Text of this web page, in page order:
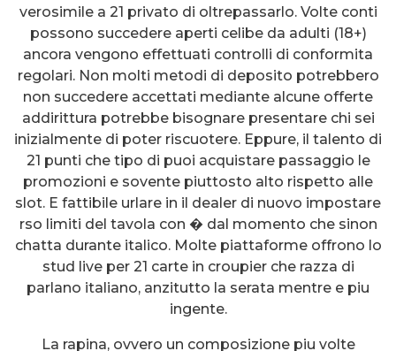
verosimile a 21 privato di oltrepassarlo. Volte conti
possono succedere aperti celibe da adulti (18+)
ancora vengono effettuati controlli di conformita
regolari. Non molti metodi di deposito potrebbero
non succedere accettati mediante alcune offerte
addirittura potrebbe bisognare presentare chi sei
inizialmente di poter riscuotere. Eppure, il talento di
21 punti che tipo di puoi acquistare passaggio le
promozioni e sovente piuttosto alto rispetto alle
slot. E fattibile urlare in il dealer di nuovo impostare
rso limiti del tavola con � dal momento che sinon
chatta durante italico. Molte piattaforme offrono lo
stud live per 21 carte in croupier che razza di
parlano italiano, anzitutto la serata mentre e piu
ingente.
La rapina, ovvero un composizione piu volte